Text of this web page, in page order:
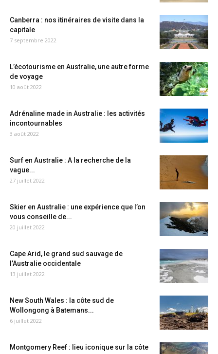
Canberra : nos itinéraires de visite dans la
capitale
7 septembre 2022
L’écotourisme en Australie, une autre forme
de voyage
10 août 2022
Adrénaline made in Australie : les activités
incontournables
3 août 2022
Surf en Australie : A la recherche de la
vague...
27 juillet 2022
Skier en Australie : une expérience que l’on
vous conseille de...
20 juillet 2022
Cape Arid, le grand sud sauvage de
l’Australie occidentale
13 juillet 2022
New South Wales : la côte sud de
Wollongong à Batemans...
6 juillet 2022
Montgomery Reef : lieu iconique sur la côte